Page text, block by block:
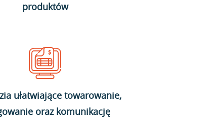
produktów
ułatwiające towarowanie,
oraz komunikację